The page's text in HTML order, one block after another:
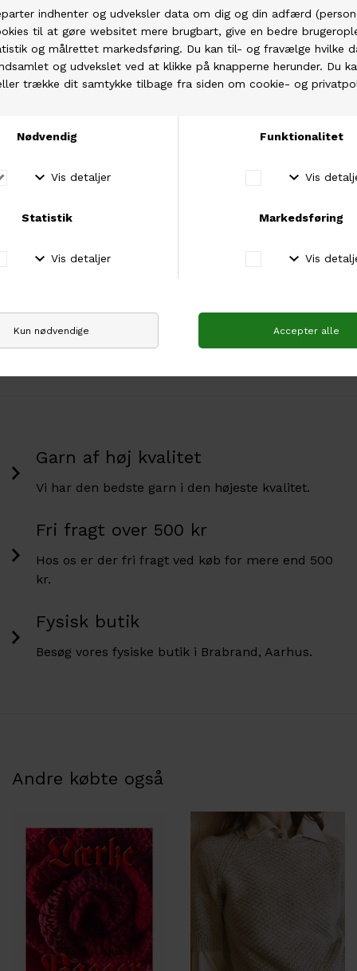
75 (100) 100 g Isager Silk Mohair fv 6 RMS
De to tråde strikkes sammen
Farve B:
150 (200) 200 g Isager Tweed fv Navy
Der startes med at slå masker op i bunden af ryggens
masker til begge ærmer, som strikkes samtidigt med
skulder/forstykke/ærme strikkes separat. Jakken syes
sammen i siderne og ærmer til sidst efter vask og
Garn af høj kvalitet
Vi har den bedste garn i den højeste kvalitet.
Fri fragt over 500 kr
Hos os er der fri fragt ved køb for mere end 500
kr.
Fysisk butik
Besøg vores fysiske butik i Brabrand, Aarhus.
Andre købte også